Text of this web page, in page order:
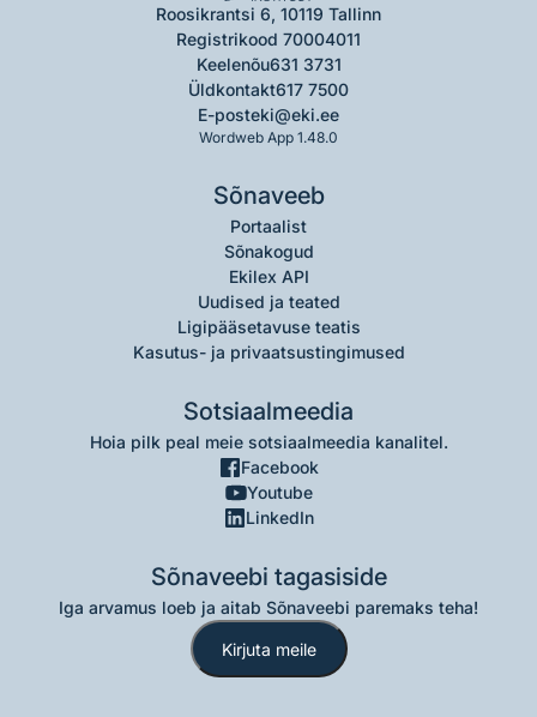
Roosikrantsi 6, 10119 Tallinn
Registrikood 70004011
Keelenõu631 3731
Üldkontakt617 7500
E-posteki@eki.ee
Wordweb App 1.48.0
Sõnaveeb
Portaalist
Sõnakogud
Ekilex API
Uudised ja teated
Ligipääsetavuse teatis
Kasutus- ja privaatsustingimused
Sotsiaalmeedia
Hoia pilk peal meie sotsiaalmeedia kanalitel.
Facebook
Youtube
LinkedIn
Sõnaveebi tagasiside
Iga arvamus loeb ja aitab Sõnaveebi paremaks teha!
Kirjuta meile